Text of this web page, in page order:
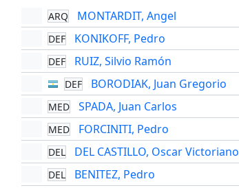
ARQ MONTARDIT, Angel
DEF KONIKOFF, Pedro
DEF RUIZ, Silvio Ramón
DEF BORODIAK, Juan Gregorio
MED SPADA, Juan Carlos
MED FORCINITI, Pedro
DEL DEL CASTILLO, Oscar Victoriano
DEL BENITEZ, Pedro